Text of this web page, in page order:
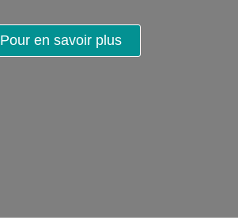
Pour en savoir plus